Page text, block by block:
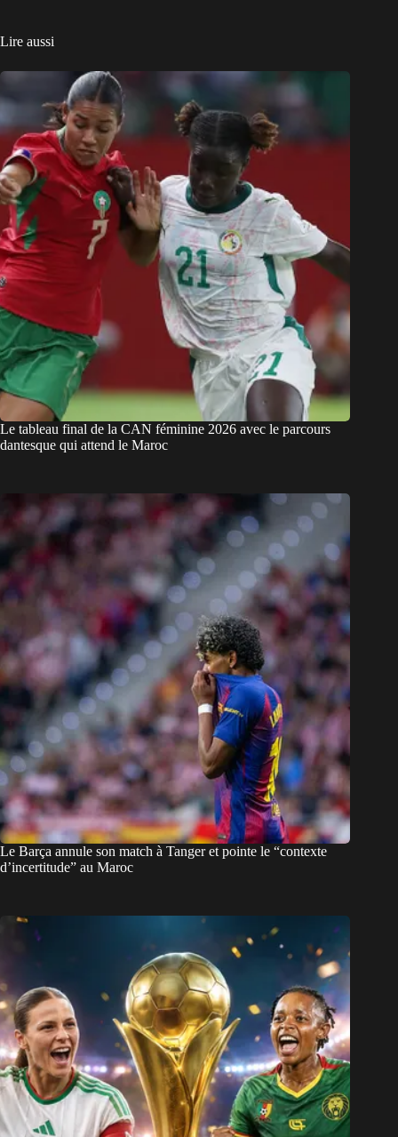
Lire aussi
Le tableau final de la CAN féminine 2026 avec le parcours
dantesque qui attend le Maroc
Le Barça annule son match à Tanger et pointe le “contexte
d’incertitude” au Maroc